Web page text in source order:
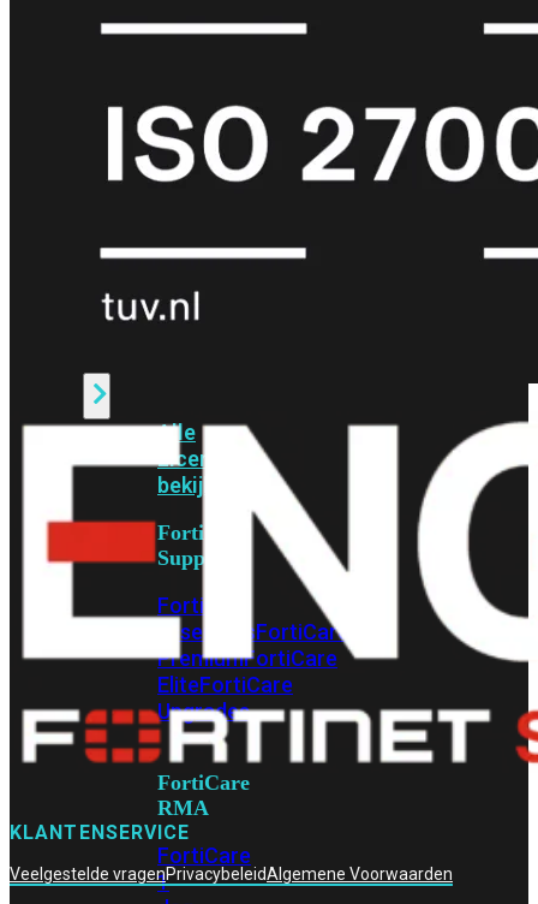
31GFortiWiFi
51G
FortiWiFi
60F FortiWiFi
61F
FortiWiFi
80FFortiWiFi
Alle
Licenties
bekijken
FortiCare
Support
FortiCare
EssentialsFortiCare
PremiumFortiCare
EliteFortiCare
Upgrades
FortiCare
RMA
FortiCare
1
KLANTENSERVICE
Veelgestelde vragenPrivacybeleidAlgemene Voorwaarden